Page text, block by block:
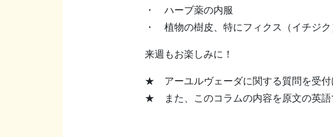
・ ハーブ薬の内服
・ 植物の樹皮、特にフィクス（イチジク
来週もお楽しみに！
★ アーユルヴェーダに関する質問を受付
★ また、このコラムの内容を原文の英語